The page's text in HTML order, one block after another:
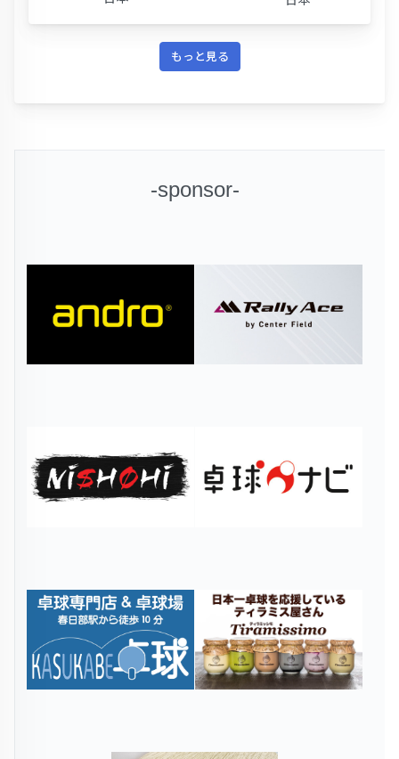
もっと見る
-sponsor-